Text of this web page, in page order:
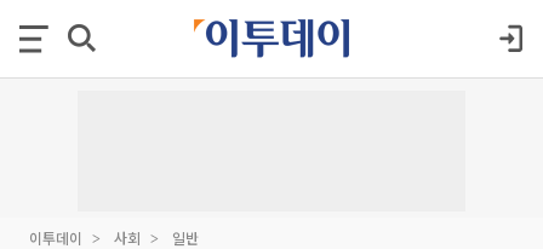
이투데이 사회 일반